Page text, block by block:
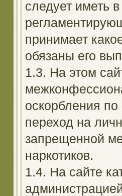
следует иметь
принимает
обязаны его
1.3. На этом
оскорбления
переход на
запрещенной
наркотиков.
1.4. На сайте